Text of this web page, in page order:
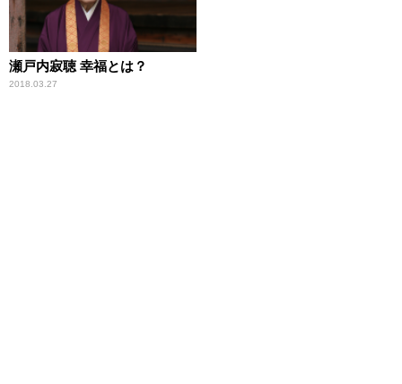
瀬戸内寂聴 幸福とは？
2018.03.27